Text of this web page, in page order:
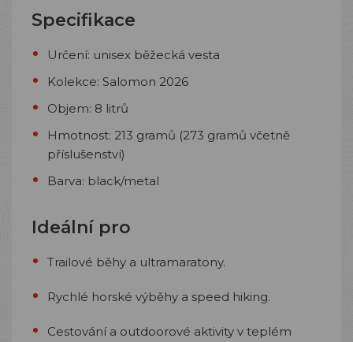
Specifikace
Určení: unisex běžecká vesta
Kolekce: Salomon 2026
Objem: 8 litrů
Hmotnost: 213 gramů (273 gramů včetně
příslušenství)
Barva: black/metal
Ideální pro
Trailové běhy a ultramaratony.
Rychlé horské výběhy a speed hiking.
Cestování a outdoorové aktivity v teplém